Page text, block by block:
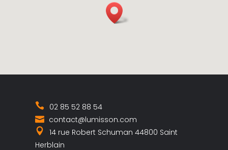
02 85 52 88 54
contact@lumisson.com
14 rue Robert Schuman 44800 Saint
Herblain